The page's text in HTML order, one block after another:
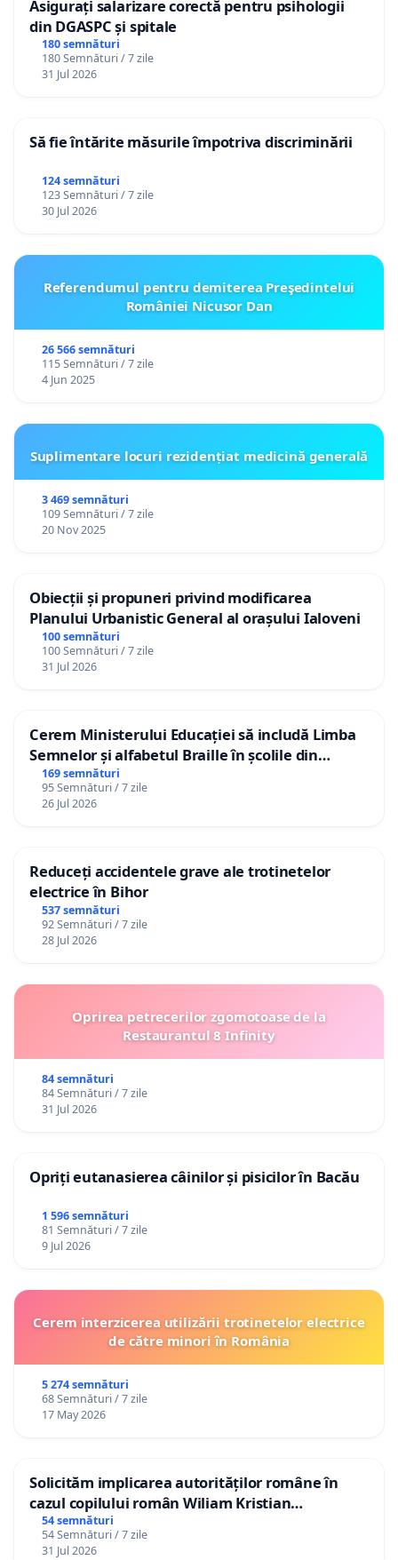
Asigurați salarizare corectă pentru psihologii
din DGASPC și spitale
180 semnături
180 Semnături / 7 zile
31 Jul 2026
Să fie întărite măsurile împotriva discriminării
124 semnături
123 Semnături / 7 zile
30 Jul 2026
Referendumul pentru demiterea Preşedintelui
României Nicusor Dan
26 566 semnături
115 Semnături / 7 zile
4 Jun 2025
Suplimentare locuri rezidențiat medicină generală
3 469 semnături
109 Semnături / 7 zile
20 Nov 2025
Obiecții și propuneri privind modificarea
Planului Urbanistic General al orașului Ialoveni
100 semnături
100 Semnături / 7 zile
31 Jul 2026
Cerem Ministerului Educației să includă Limba
Semnelor și alfabetul Braille în școlile din
Republica Moldova!
169 semnături
95 Semnături / 7 zile
26 Jul 2026
Reduceți accidentele grave ale trotinetelor
electrice în Bihor
537 semnături
92 Semnături / 7 zile
28 Jul 2026
Oprirea petrecerilor zgomotoase de la
Restaurantul 8 Infinity
84 semnături
84 Semnături / 7 zile
31 Jul 2026
Opriți eutanasierea câinilor și pisicilor în Bacău
1 596 semnături
81 Semnături / 7 zile
9 Jul 2026
Cerem interzicerea utilizării trotinetelor electrice
de către minori în România
5 274 semnături
68 Semnături / 7 zile
17 May 2026
Solicităm implicarea autorităților române în
cazul copilului român Wiliam Kristian
Gheorghe, aflat în plasament în Danemarca de
12 ani
54 semnături
54 Semnături / 7 zile
31 Jul 2026